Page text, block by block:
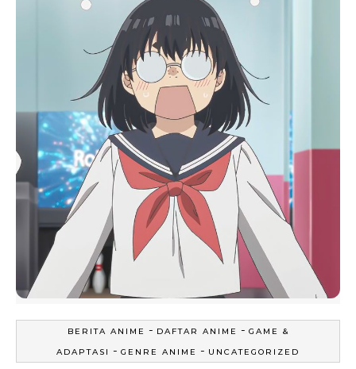
BERITA ANIME - DAFTAR ANIME - GAME &
ADAPTASI
- GENRE ANIME - UNCATEGORIZED